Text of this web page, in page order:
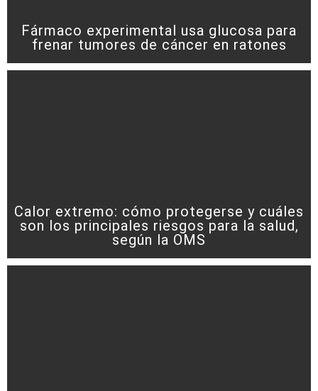
Fármaco experimental usa glucosa para
frenar tumores de cáncer en ratones
Calor extremo: cómo protegerse y cuáles
son los principales riesgos para la salud,
según la OMS